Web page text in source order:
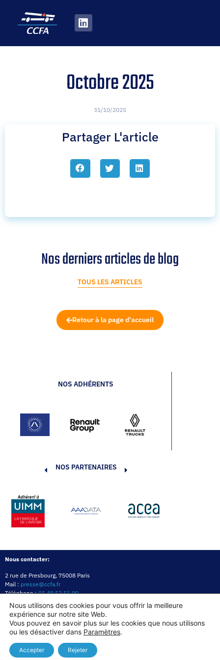
Octobre 2025
31/10/2025
Partager L'article
Nos derniers articles de blog
TOUS LES ARTICLES
Retour à la page d'accueil
NOS ADHÉRENTS
NOS PARTENAIRES
Nous contacter:
2 rue de Presbourg, 75008 Paris
Mail : presse@ccfa.fr
Téléphone :01 49 52 51 00
Réseau :
LinkedIn
Politique de confidentialitéMentions légalesPolitique des cookies
Copyright© 2026
Nous utilisons des cookies pour vous offrir la meilleure
expérience sur notre site Web.
Vous pouvez en savoir plus sur les cookies que nous utilisons
ou les désactiver dans Paramètres.
Accepter Rejeter